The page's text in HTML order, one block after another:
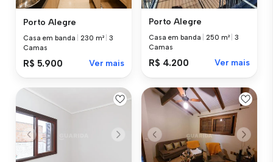
Porto Alegre
Casa em banda |230 m² |3
Camas
R$ 5.900 Ver mais
Porto Alegre
Casa em banda |250 m² |3
Camas
R$ 4.200 Ver mais